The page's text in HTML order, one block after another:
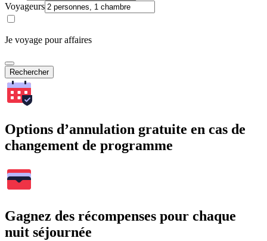
Voyageurs
Je voyage pour affaires
Rechercher
Options d’annulation gratuite en cas de
changement de programme
Gagnez des récompenses pour chaque
nuit séjournée